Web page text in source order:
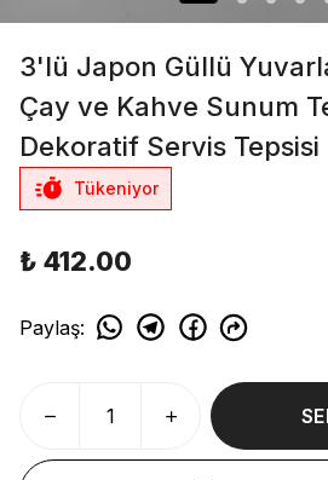
3'lü Japon Güllü
Çay ve Kahve Sunum
Dekoratif Servis
Tükeniyor
₺ 412.00
Paylaş: